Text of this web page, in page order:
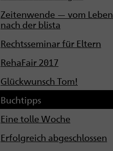
Zeitenwende — vom Leben
nach der blista
Rechtsseminar für Eltern
RehaFair 2017
Glückwunsch Tom!
Buchtipps
Eine tolle Woche
Erfolgreich abgeschlossen